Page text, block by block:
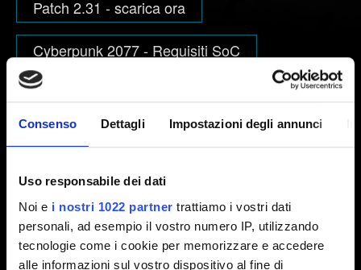
Consenso Dettagli Impostazioni degli annunci
Uso responsabile dei dati
Noi e i nostri 1022 partner trattiamo i vostri dati
personali, ad esempio il vostro numero IP, utilizzando
tecnologie come i cookie per memorizzare e accedere
alle informazioni sul vostro dispositivo al fine di
Patch 2.31 - scarica ora
Cyberpunk 2077 - Requisiti SoC
Esplora categorie
ASPETTI TECNICI
installazione, aggiornamenti, crash, lingue